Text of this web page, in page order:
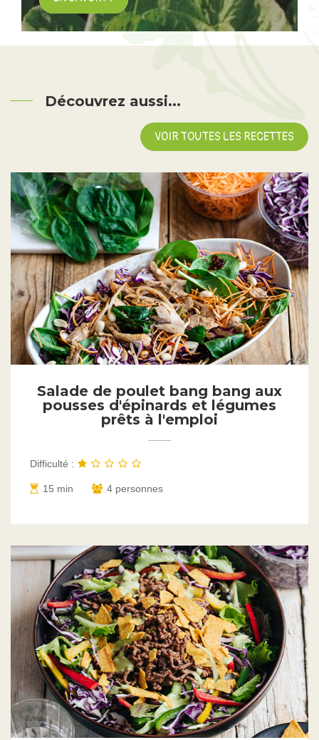
Découvrez aussi...
VOIR TOUTES LES RECETTES
Salade de poulet bang bang aux
pousses d'épinards et légumes
prêts à l'emploi
Difficulté :
15 min 4 personnes